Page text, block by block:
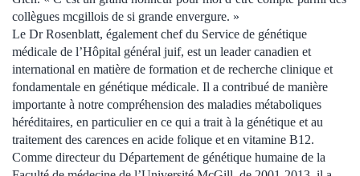
collègues mcgillois de si grande envergure. »
Le Dr Rosenblatt, également chef du Service de génétique
médicale de l’Hôpital général juif, est un leader canadien et
international en matière de formation et de recherche clinique et
fondamentale en génétique médicale. Il a contribué de manière
importante à notre compréhension des maladies métaboliques
héréditaires, en particulier en ce qui a trait à la génétique et au
traitement des carences en acide folique et en vitamine B12.
Comme directeur du Département de génétique humaine de la